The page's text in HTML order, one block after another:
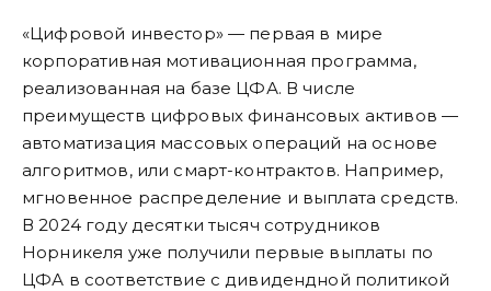
«Цифровой инвестор» — первая в мире
корпоративная мотивационная программа,
реализованная на базе ЦФА. В числе
преимуществ цифровых финансовых активов —
автоматизация массовых операций на основе
алгоритмов, или смарт-контрактов. Например,
мгновенное распределение и выплата средств.
В 2024 году десятки тысяч сотрудников
Норникеля уже получили первые выплаты по
ЦФА в соответствие с дивидендной политикой